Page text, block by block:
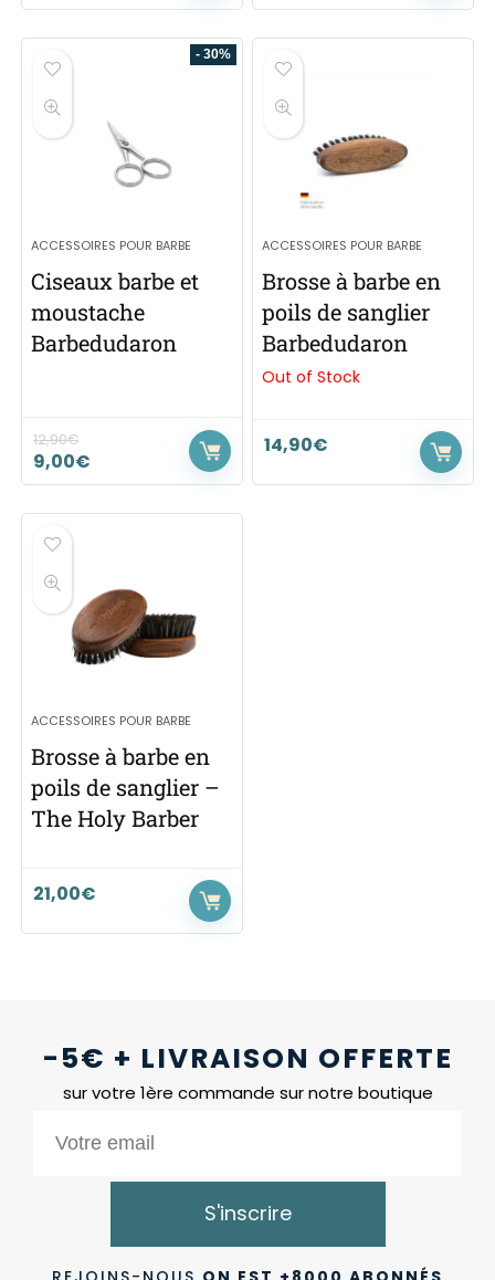
- 30%
ACCESSOIRES POUR BARBE
Ciseaux barbe et
moustache
Barbedudaron
12,90€
9,00€
ACCESSOIRES POUR BARBE
Brosse à barbe en
poils de sanglier
Barbedudaron
Out of Stock
14,90€
ACCESSOIRES POUR BARBE
Brosse à barbe en
poils de sanglier –
The Holy Barber
21,00€
-5€ + LIVRAISON OFFERTE
sur votre 1ère commande sur notre boutique
S'inscrire